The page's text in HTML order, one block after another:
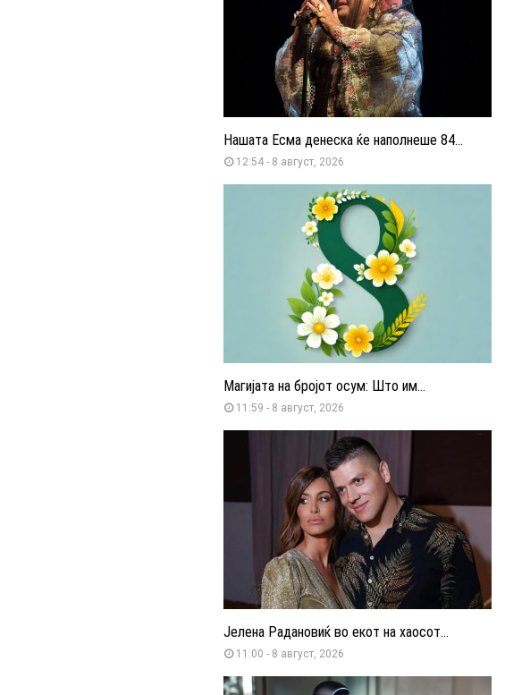
Нашата Есма денеска ќе наполнеше 84...
12:54 - 8 август, 2026
Магијата на бројот осум: Што им...
11:59 - 8 август, 2026
Јелена Радановиќ во екот на хаосот...
11:00 - 8 август, 2026